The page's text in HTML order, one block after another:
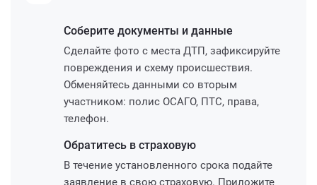
Соберите документы и данные
Сделайте фото с места ДТП, зафиксируйте
повреждения и схему происшествия.
Обменяйтесь данными со вторым
участником: полис ОСАГО, ПТС, права,
телефон.
Обратитесь в страховую
В течение установленного срока подайте
заявление в свою страховую. Приложите